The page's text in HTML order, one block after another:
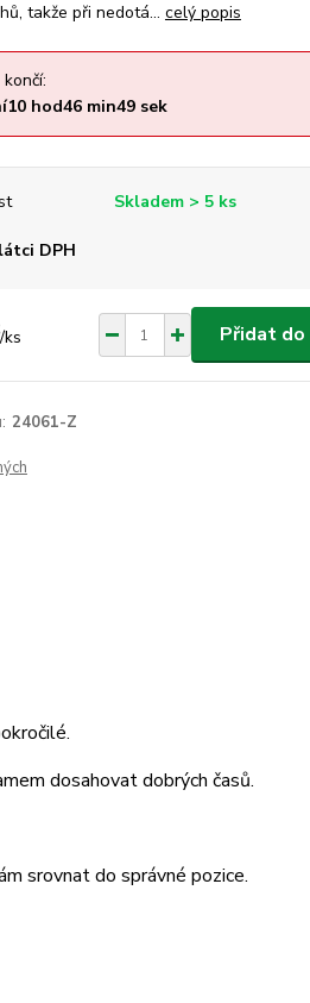
takže při nedotá... celý popis
10hod46min49sek
Skladem > 5 ks
DPH
/ks Přidat do
24061-Z
dosahovat dobrých časů.
srovnat do správné pozice.